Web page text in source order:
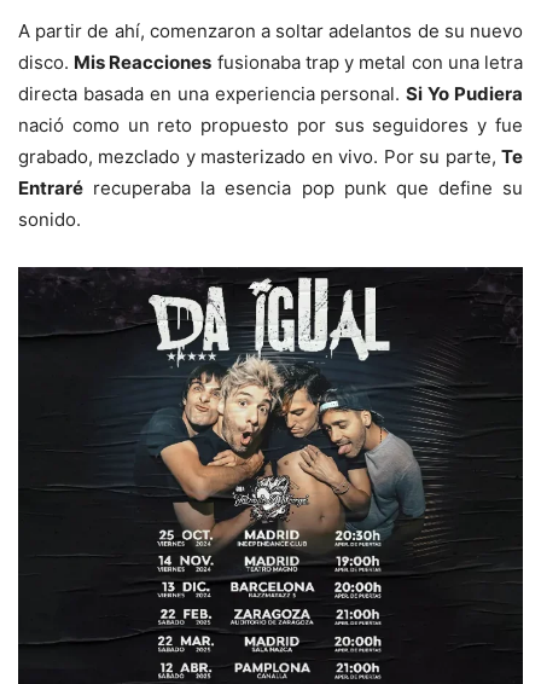
A partir de ahí, comenzaron a soltar adelantos de su nuevo
disco. Mis Reacciones fusionaba trap y metal con una letra
directa basada en una experiencia personal.Si Yo Pudiera
nació como un reto propuesto por sus seguidores y fue
grabado, mezclado y masterizado en vivo. Por su parte, Te
Entraré recuperaba la esencia pop punk que define su
sonido.